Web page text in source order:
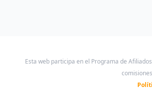
Esta web participa en el Programa de